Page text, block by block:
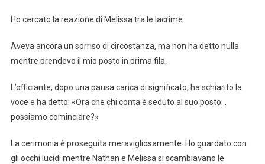
Ho cercato la reazione di Melissa tra le lacrime.
Aveva ancora un sorriso di circostanza, ma non ha detto nulla
mentre prendevo il mio posto in prima fila.
L’officiante, dopo una pausa carica di significato, ha schiarito la
voce e ha detto: «Ora che chi conta è seduto al suo posto…
possiamo cominciare?»
La cerimonia è proseguita meravigliosamente. Ho guardato con
gli occhi lucidi mentre Nathan e Melissa si scambiavano le